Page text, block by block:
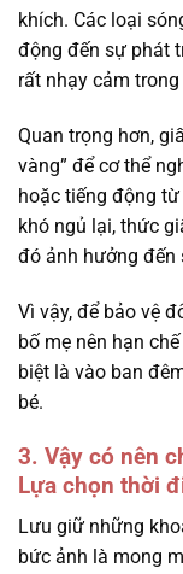
khích. Các loại
động đến sự phát
rất nhạy cảm
Quan trọng hơn,
vàng” để cơ thể
hoặc tiếng động
khó ngủ lại, thức
đó ảnh hưởng đến
Vì vậy, để bảo vệ
bố mẹ nên hạn
biệt là vào ban
bé.
3. Vậy có nên
Lựa chọn thời
Lưu giữ những
bức ảnh là mong